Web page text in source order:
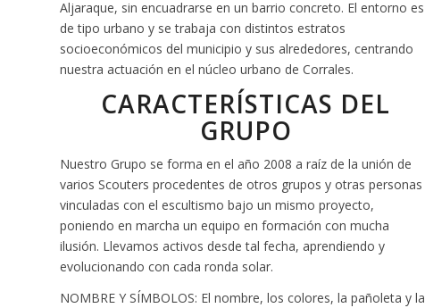
Aljaraque, sin encuadrarse en un barrio concreto. El entorno es
de tipo urbano y se trabaja con distintos estratos
socioeconómicos del municipio y sus alrededores, centrando
nuestra actuación en el núcleo urbano de Corrales.
CARACTERÍSTICAS DEL
GRUPO
Nuestro Grupo se forma en el año 2008 a raíz de la unión de
varios Scouters procedentes de otros grupos y otras personas
vinculadas con el escultismo bajo un mismo proyecto,
poniendo en marcha un equipo en formación con mucha
ilusión. Llevamos activos desde tal fecha, aprendiendo y
evolucionando con cada ronda solar.
NOMBRE Y SÍMBOLOS: El nombre, los colores, la pañoleta y la